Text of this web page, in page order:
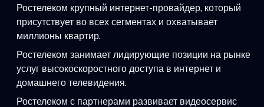
Ростелеком крупный интернет-провайдер, который
присутствует во всех сегментах и охватывает
миллионы квартир.
Ростелеком занимает лидирующие позиции на рынке
услуг высокоскоростного доступа в интернет и
домашнего телевидения.
Ростелеком с партнерами развивает видеосервис